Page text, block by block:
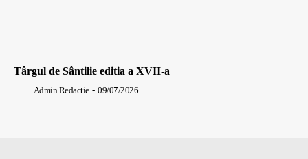
Târgul de Sântilie editia a XVII-a
Admin Redactie - 09/07/2026